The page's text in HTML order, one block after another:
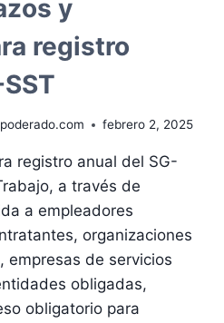
y
registro
febrero 2, 2025
registro anual del SG-
a través de
a empleadores
organizaciones
empresas de servicios
obligadas,
obligatorio para